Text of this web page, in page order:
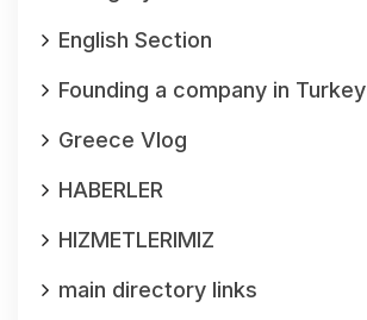
English Section
Founding a company in Turkey
Greece Vlog
HABERLER
HIZMETLERIMIZ
main directory links